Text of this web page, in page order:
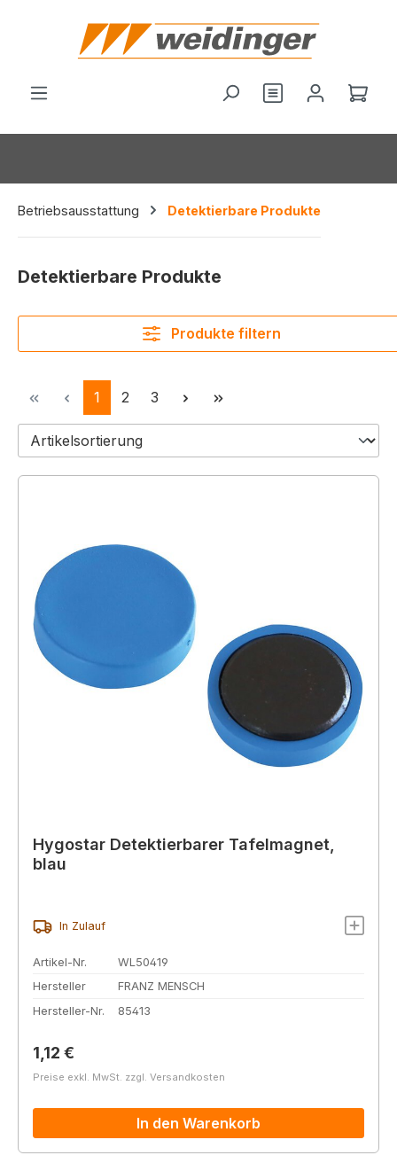
springen
Du hast 0
Betriebsausstattung Detektierbare Produkte
Detektierbare Produkte
Produkte filtern
Seite
1 Seite
2 Seite
3
Hygostar Detektierbarer Tafelmagnet,
blau
In Zulauf
Artikel-Nr.
WL50419
Hersteller
FRANZ MENSCH
Hersteller-Nr.
85413
Regulärer Preis:
1,12 €
Preise exkl. MwSt. zzgl. Versandkosten
In den Warenkorb